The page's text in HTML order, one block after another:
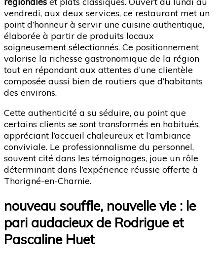
vendredi, aux deux services, ce restaurant met un
point d’honneur à servir une cuisine authentique,
élaborée à partir de produits locaux
soigneusement sélectionnés. Ce positionnement
valorise la richesse gastronomique de la région
tout en répondant aux attentes d’une clientèle
composée aussi bien de routiers que d’habitants
des environs.
Cette authenticité a su séduire, au point que
certains clients se sont transformés en habitués,
appréciant l’accueil chaleureux et l’ambiance
conviviale. Le professionnalisme du personnel,
souvent cité dans les témoignages, joue un rôle
déterminant dans l’expérience réussie offerte à
Thorigné-en-Charnie.
nouveau souffle, nouvelle vie : le
pari audacieux de Rodrigue et
Pascaline Huet